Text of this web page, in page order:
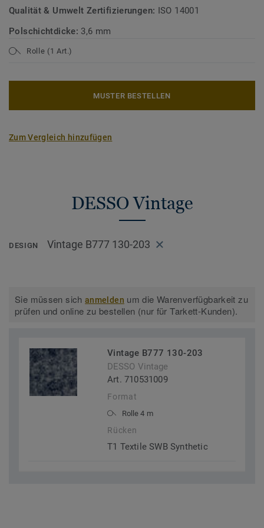
Qualität & Umwelt Zertifizierungen: ISO 14001
Polschichtdicke: 3,6 mm
Rolle (1 Art.)
MUSTER BESTELLEN
Zum Vergleich hinzufügen
DESSO Vintage
DESIGN Vintage B777 130-203
Sie müssen sichanmelden um die Warenverfügbarkeit zu
prüfen und online zu bestellen (nur für Tarkett-Kunden).
Vintage B777 130-203
DESSO Vintage
Art. 710531009
Format
Rolle 4 m
Rücken
T1 Textile SWB Synthetic